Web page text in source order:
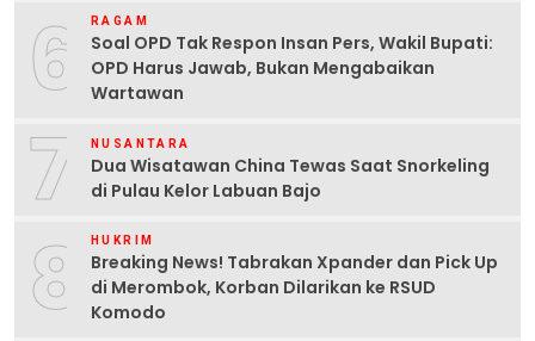
6 RAGAM
Soal OPD Tak Respon Insan Pers, Wakil Bupati:
OPD Harus Jawab, Bukan Mengabaikan
Wartawan
7 NUSANTARA
Dua Wisatawan China Tewas Saat Snorkeling
di Pulau Kelor Labuan Bajo
8 HUKRIM
Breaking News! Tabrakan Xpander dan Pick Up
di Merombok, Korban Dilarikan ke RSUD
Komodo